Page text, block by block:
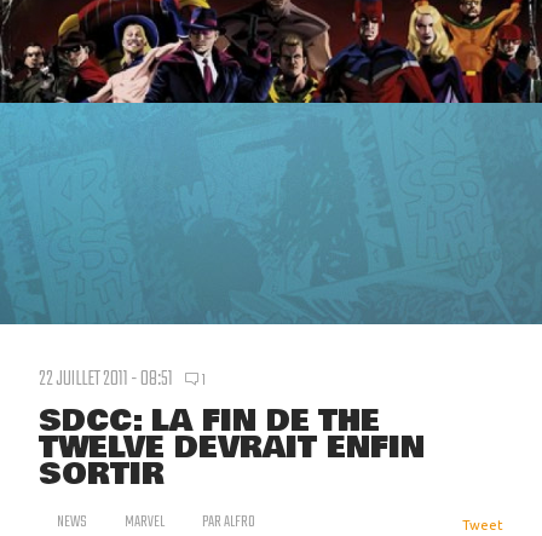
22 JUILLET 2011 - 08:51 1
SDCC: LA FIN DE THE
TWELVE DEVRAIT ENFIN
SORTIR
NEWS MARVEL PARALFRO Tweet